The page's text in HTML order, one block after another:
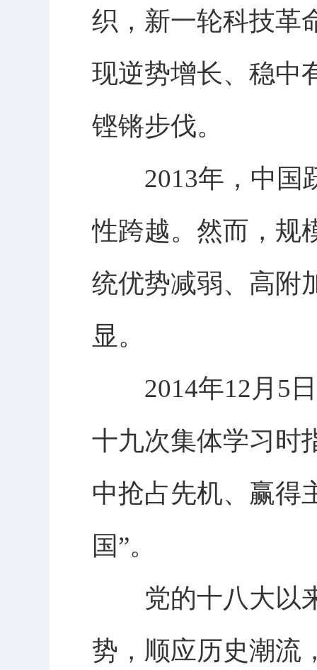
织，新一轮科技革
现逆势增长、稳中
铿锵步伐。
2013年，中国跃
性跨越。然而，规
统优势减弱、高附
显。
2014年12月5日
十九次集体学习时
中抢占先机、赢得
国”。
党的十八大以来
势，顺应历史潮流